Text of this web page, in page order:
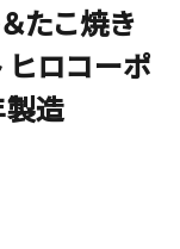
たこ焼き
ヒロコーポ
造